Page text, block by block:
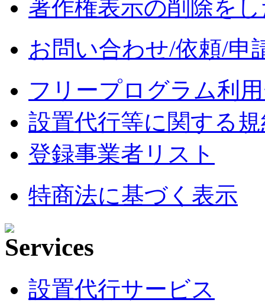
著作権表示の削除を
お問い合わせ/依頼/申
フリープログラム利
設置代行等に関する
登録事業者リスト
特商法に基づく表示
設置代行サービス